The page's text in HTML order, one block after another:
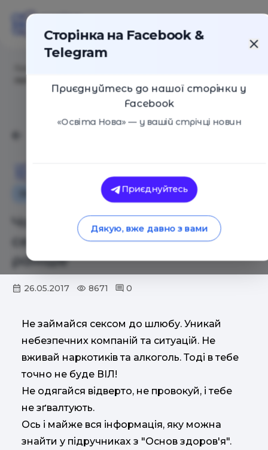
Особистий досвід Освіта в Україні
Чому учням розповідати про
секс потрібно інакше та
раніше
26.05.2017 8671 0
Не займайся сексом до шлюбу. Уникай
небезпечних компаній та ситуацій. Не
вживай наркотиків та алкоголь. Тоді в тебе
точно не буде ВІЛ!
Не одягайся відверто, не провокуй, і тебе
не зґвалтують.
Ось і майже вся інформація, яку можна
знайти у підручниках з "Основ здоров'я".
Сторінка на Facebook &
Telegram
Приєднуйтесь до нашої сторінки у
Facebook
«Освіта Нова» — у вашій стрічці новин
Приєднуйтесь
Дякую, вже давно з вами